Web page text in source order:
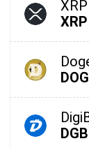
XRP
XRP
DGB